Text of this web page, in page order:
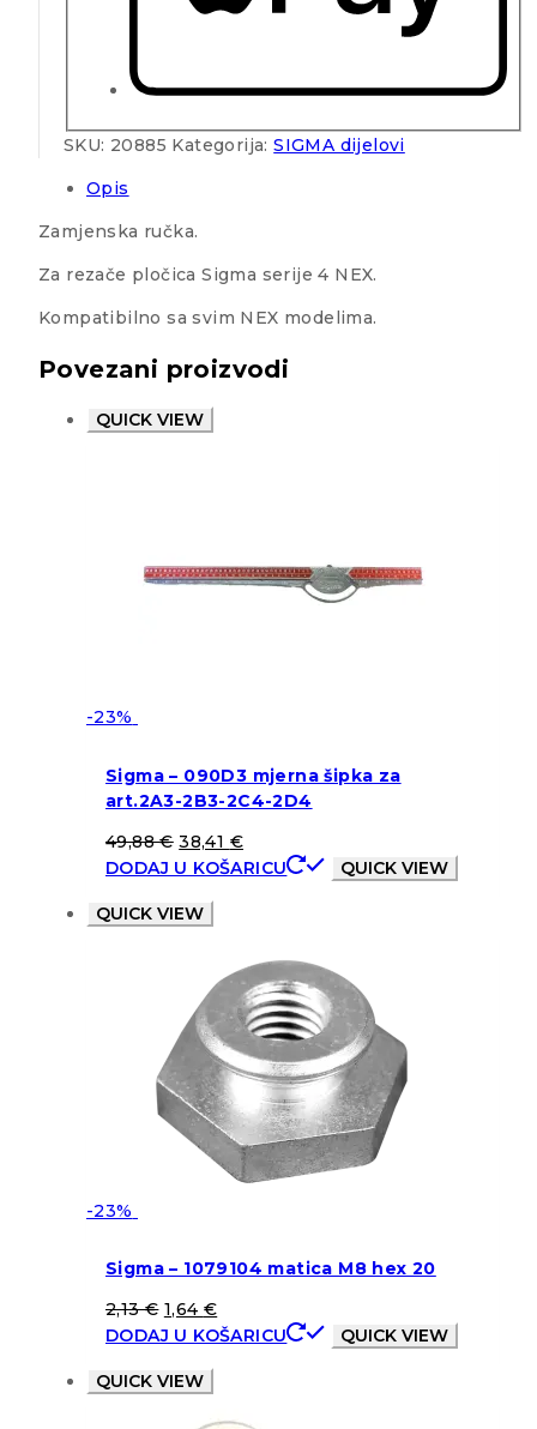
SKU: 20885 Kategorija:SIGMA dijelovi
Opis
Zamjenska ručka.
Za rezače pločica Sigma serije 4 NEX.
Kompatibilno sa svim NEX modelima.
Povezani proizvodi
QUICK VIEW
-23%
Sigma – 090D3 mjerna šipka za
art.2A3-2B3-2C4-2D4
49,88€ 38,41 €
DODAJ U KOŠARICU
QUICK VIEW
QUICK VIEW
-23%
Sigma – 1079104 matica M8 hex 20
2,13€ 1,64 €
DODAJ U KOŠARICU
QUICK VIEW
QUICK VIEW